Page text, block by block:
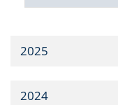
2025
2024